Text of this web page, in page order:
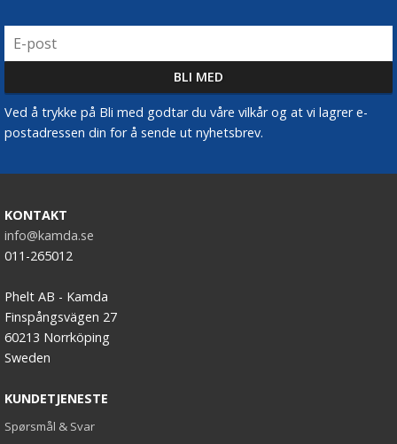
Ved å trykke på Bli med godtar du våre vilkår og at vi lagrer e-
postadressen din for å sende ut nyhetsbrev.
KONTAKT
info@kamda.se
011-265012
Phelt AB - Kamda
Finspångsvägen 27
60213 Norrköping
Sweden
KUNDETJENESTE
Spørsmål & Svar